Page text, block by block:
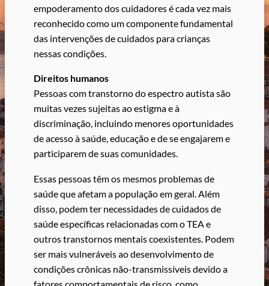
empoderamento dos cuidadores é cada vez mais
reconhecido como um componente fundamental
das intervenções de cuidados para crianças
nessas condições.
Direitos humanos
Pessoas com transtorno do espectro autista são
muitas vezes sujeitas ao estigma e à
discriminação, incluindo menores oportunidades
de acesso à saúde, educação e de se engajarem e
participarem de suas comunidades.
Essas pessoas têm os mesmos problemas de
saúde que afetam a população em geral. Além
disso, podem ter necessidades de cuidados de
saúde específicas relacionadas com o TEA e
outros transtornos mentais coexistentes. Podem
ser mais vulneráveis ao desenvolvimento de
condições crônicas não-transmissíveis devido a
fatores comportamentais de risco, como